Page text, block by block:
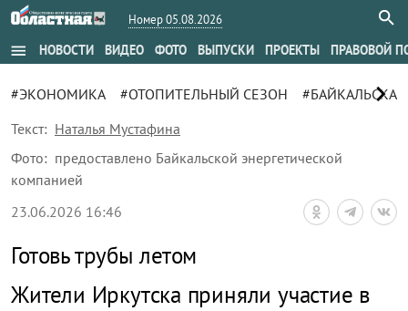
Номер 05.08.2026
menu НОВОСТИ ВИДЕО ФОТО ВЫПУСКИ ПРОЕКТЫ ПРАВОВОЙ
#ЭКОНОМИКА #ОТОПИТЕЛЬНЫЙ СЕЗОН chevron_right
Текст: Наталья Мустафина
Фото: предоставлено Байкальской энергетической
компанией
23.06.2026 16:46
Готовь трубы летом
Жители Иркутска приняли участие в